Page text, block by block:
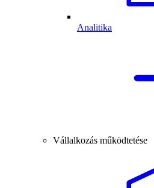
Analitika
Vállalkozás működtetése